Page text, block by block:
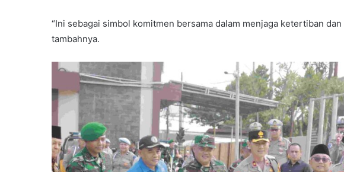
“Ini sebagai simbol komitmen bersama dalam menjaga ketertiban
tambahnya.